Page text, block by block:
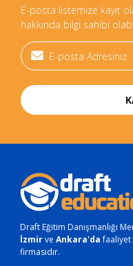
E-posta listemize kayıt
hakkında bilgi sahibi
Draft Eğitim Danışmanlığı
İzmirve Ankara'dafaaliyet
firmasıdır.